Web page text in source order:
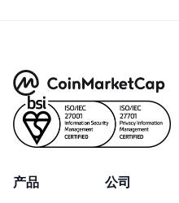
产品 公司